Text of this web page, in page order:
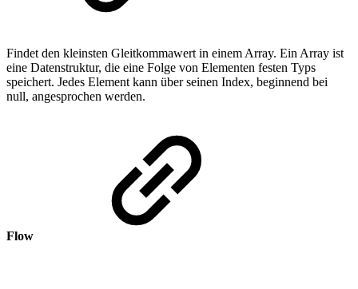
Findet den kleinsten Gleitkommawert in einem Array. Ein Array ist
eine Datenstruktur, die eine Folge von Elementen festen Typs
speichert. Jedes Element kann über seinen Index, beginnend bei
null, angesprochen werden.
Flow